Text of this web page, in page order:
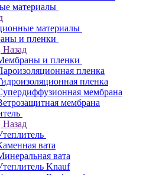
материалы
материалы
и пленки
Назад
и пленки
пленка
пленка
мембрана
мембрана
Назад
вата
вата
Knauf